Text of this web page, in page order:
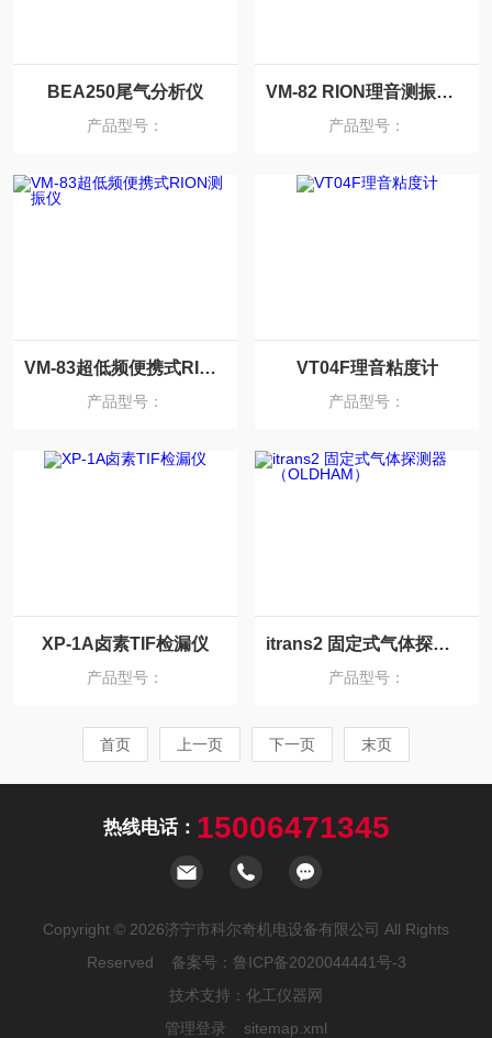
BEA250尾气分析仪
产品型号：
VM-82 RION理音测振仪 VP-57标准探头
产品型号：
VM-83超低频便携式RION测振仪
产品型号：
VT04F理音粘度计
产品型号：
XP-1A卤素TIF检漏仪
产品型号：
itrans2 固定式气体探测器（OLDHAM）
产品型号：
首页 上一页 下一页 末页
热线电话： 15006471345
Copyright © 2026济宁市科尔奇机电设备有限公司 All Rights
Reserved 备案号： 鲁ICP备2020044441号-3
技术支持： 化工仪器网
管理登录
sitemap.xml